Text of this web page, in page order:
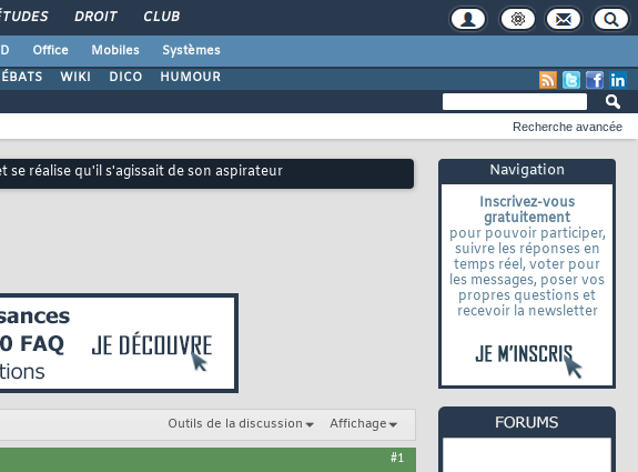
DROIT CLUB
Office Mobiles
Systèmes
WIKI DICO HUMOUR
Navigation
Inscrivez-vous
gratuitement
pour pouvoir participer,
suivre les réponses en
temps réel, voter pour
les messages, poser vos
propres questions et
recevoir la newsletter
Recherche avancée
réalise qu'il s'agissait de son aspirateur
Outils de la discussion Affichage
#1